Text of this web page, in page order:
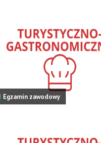
Egzamin zawodowy